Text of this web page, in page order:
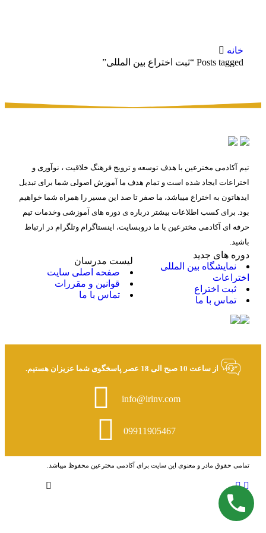
خانه
Posts tagged “ثبت اختراع بین المللی”
تیم آکادمی مخترعین با هدف توسعه و ترویج فرهنگ خلاقیت ، نوآوری و
اختراعات ایجاد شده است و تمام هدف ما آموزش اصولی شما برای تبدیل
ایدهاتون به اختراع میباشد، ما صفر تا صد این مسیر را همراه شما خواهیم
بود. برای کسب اطلاعات بیشتر درباره ی دوره های آموزشی وخدمات تیم
حرفه ای آکادمی مخترعین با ما دروبسایت، اینستاگرام وتلگرام در ارتباط
باشید.
دوره های جدید
نمایشگاه بین المللی
اختراعات
ثبت اختراع
تماس با ما
لیست مدرسان
صفحه اصلی سایت
قوانین و مقررات
تماس با ما
از ساعت 10 صبح الی 18 عصر پاسخگوی شما عزیزان هستیم.
info@irinv.com
09911905467
تمامی حقوق مادر و معنوی این سایت برای آکادمی مخترعین محفوظ میباشد.